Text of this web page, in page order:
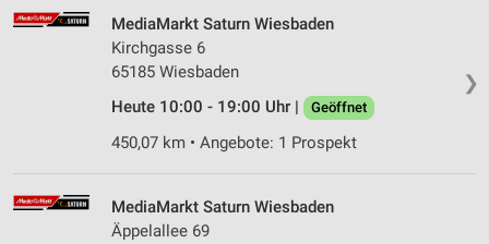
❯
MediaMarkt Saturn Wiesbaden
Kirchgasse 6
65185 Wiesbaden
Heute 10:00 - 19:00 Uhr |
Geöffnet
450,07 km • Angebote: 1 Prospekt
MediaMarkt Saturn Wiesbaden
Äppelallee 69